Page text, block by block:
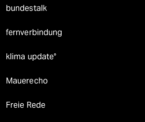
bundestalk
fernverbindung
klima update°
Mauerecho
Freie Rede